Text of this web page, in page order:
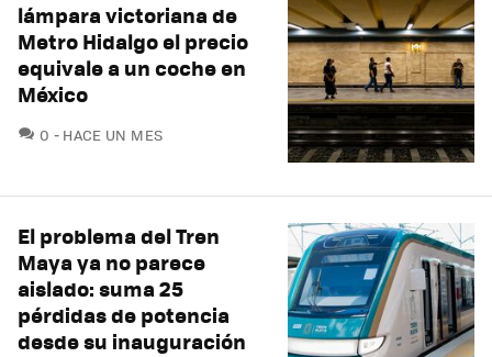
lámpara victoriana de
Metro Hidalgo el precio
equivale a un coche en
México
0 COMENTARIOS
HACE UN MES
El problema del Tren
Maya ya no parece
aislado: suma 25
pérdidas de potencia
desde su inauguración